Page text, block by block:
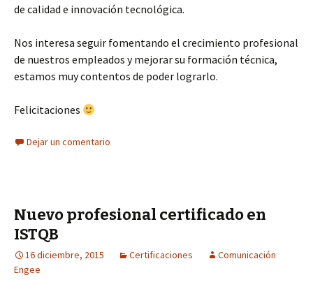
de calidad e innovación tecnológica.
Nos interesa seguir fomentando el crecimiento profesional
de nuestros empleados y mejorar su formación técnica,
estamos muy contentos de poder lograrlo.
Felicitaciones
Dejar un comentario
Nuevo profesional certificado en
ISTQB
16 diciembre, 2015 Certificaciones
Comunicación
Engee